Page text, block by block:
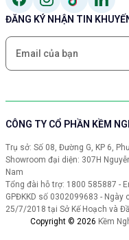
ĐĂNG KÝ NHẬN TIN
CÔNG TY CỔ PHẦN KỀM
Trụ sở: Số 08, Đường G, KP 6,
Showroom đại diện: 307H
Nam
Tổng đài hỗ trợ: 1800 585887 -
GPĐKKD số 0302099683 -
25/7/2018 tại Sở Kế Hoạch và
Copyright © 2026 Kềm